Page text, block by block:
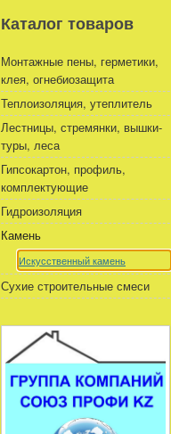
Каталог товаров
Монтажные пены, герметики,
клея, огнебиозащита
Теплоизоляция, утеплитель
Лестницы, стремянки, вышки-
туры, леса
Гипсокартон, профиль,
комплектующие
Гидроизоляция
Камень
Искусственный камень
Сухие строительные смеси